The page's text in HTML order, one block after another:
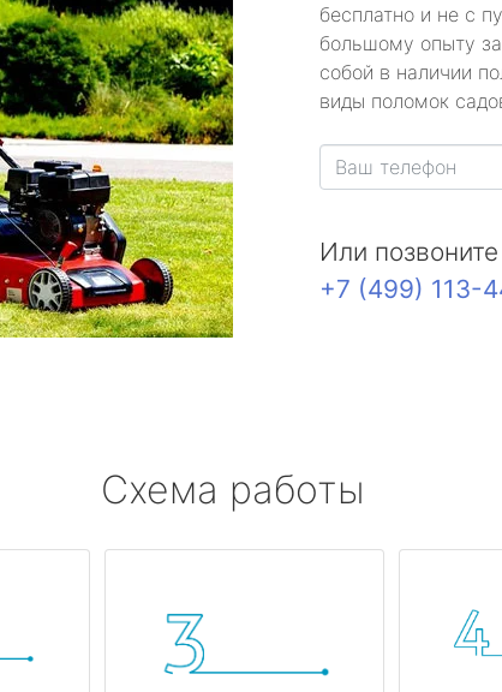
бесплатно и не с
большому опыту
собой в наличии
виды поломок
Или
+7 (499) 113-
Схема работы